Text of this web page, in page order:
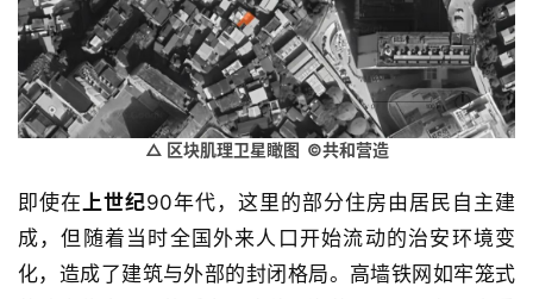
△ 区块肌理卫星瞰图 ©共和营造
即使在上世纪90年代，这里的部分住房由居民自主建
成，但随着当时全国外来人口开始流动的治安环境变
化，造成了建筑与外部的封闭格局。高墙铁网如牢笼式